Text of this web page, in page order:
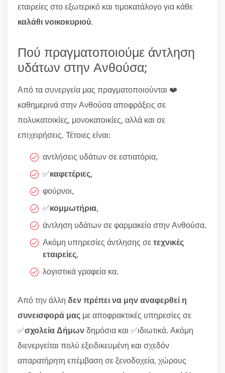
εταιρείες στο εξωτερικό και τιμοκατάλογο για κάθε
καλάθι νοικοκυριού.
Πού πραγματοποιούμε άντληση
υδάτων στην Ανθούσα;
Από τα συνεργεία μας πραγματοποιούνται ❤️
καθημερινά στην Ανθούσα αποφράξεις σε
πολυκατοικίες, μονοκατοικίες, αλλά και σε
επιχειρήσεις. Τέτοιες είναι:
αντλήσεις υδάτων σε εστιατόρια,
✅καφετέριες,
φούρνοι,
✅κομμωτήρια,
άντληση υδάτων σε φαρμακείο στην Ανθούσα.
Ακόμη υπηρεσίες άντλησης σετεχνικές
εταιρείες,
λογιστικά γραφεία κα.
Από την άλλη δεν πρέπει να μην αναφερθεί η
συνεισφορά μας με αποφρακτικές υπηρεσίες σε
✅σχολεία Δήμωνδημόσια και ✅ιδιωτικά. Ακόμη
διενεργείται πολύ εξειδικευμένη και σχεδόν
απαρατήρητη επέμβαση σε ξενοδοχεία, χώρους